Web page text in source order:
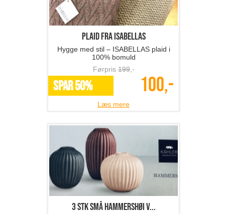
Plaid fra ISABELLAS
Hygge med stil – ISABELLAS plaid i
100% bomuld
Førpris199,-
SPAR 50% 100,-
Læs mere
3 stk små Hammershøi v...